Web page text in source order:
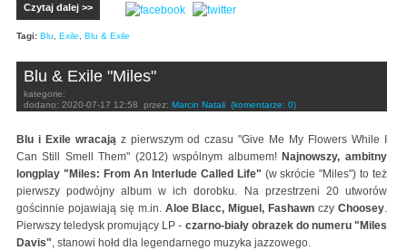
Czytaj dalej >>
Tagi: Blu Exile Blu & Exile
Blu & Exile "Miles"
kategorie:
dodano: 2020-07-17 12:58 przez: Marcin Natali (komentarze: 0)
Blu i Exile wracają z pierwszym od czasu "Give Me My Flowers While I
Can Still Smell Them" (2012) wspólnym albumem!Najnowszy, ambitny
longplay "Miles: From An Interlude Called Life" (w skrócie "Miles") to też
pierwszy podwójny album w ich dorobku. Na przestrzeni 20 utworów
gościnnie pojawiają się m.in. Aloe Blacc, Miguel, Fashawn czy Choosey.
Pierwszy teledysk promujący LP - czarno-biały obrazek do numeru "Miles
Davis", stanowi hołd dla legendarnego muzyka jazzowego.